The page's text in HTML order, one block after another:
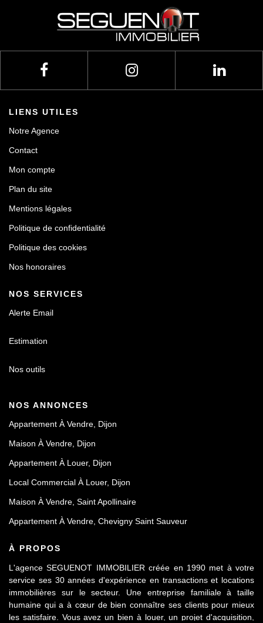
LIENS UTILES
Notre Agence
Contact
Mon compte
Plan du site
Mentions légales
Politique de confidentialité
Politique des cookies
Nos honoraires
NOS SERVICES
Alerte Email
Estimation
Nos outils
NOS ANNONCES
Appartement À Vendre, Dijon
Maison À Vendre, Dijon
Appartement À Louer, Dijon
Local Commercial À Louer, Dijon
Maison À Vendre, Saint Apollinaire
Appartement À Vendre, Chevigny Saint Sauveur
À PROPOS
L'agence SEGUENOT IMMOBILIER créée en 1990 met à votre
service ses 30 années d'expérience en transactions et locations
immobilières sur le secteur. Une entreprise familiale à taille
humaine qui a à cœur de bien connaître ses clients pour mieux
les satisfaire. Vous avez un bien à louer, un projet d'acquisition,